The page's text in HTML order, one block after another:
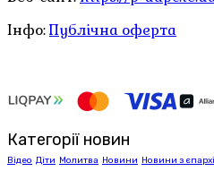
Інфо:Публічна оферта
Категорії новин
Відео Діти Молитва Новини Новини з